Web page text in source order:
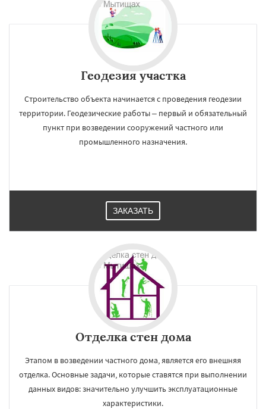
Геодезия участка
Строительство объекта начинается с проведения геодезии
территории. Геодезические работы – первый и обязательный
пункт при возведении сооружений частного или
промышленного назначения.
ЗАКАЗАТЬ
Отделка стен дома
Этапом в возведении частного дома, является его внешняя
отделка. Основные задачи, которые ставятся при выполнении
данных видов: значительно улучшить эксплуатационные
характеристики.